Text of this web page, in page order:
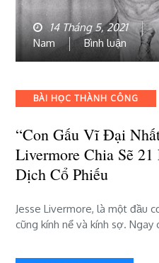
14 Tháng 5, 2021
Nam
Bình luận bài
viết
gấu
vĩ
nhất
phố
chia
sẽ
nguyên
Categories
BÀI HỌC THÀNH CÔNG
“con Gấu Vĩ Đại
Livermore Chia Sẽ
Dịch Cổ Phiếu
Jesse Livermore, là một đầu
cũng kính nể và kính sợ.